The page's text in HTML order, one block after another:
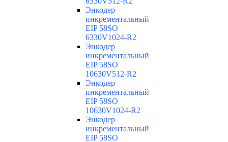
Энкодер
инкрементальный
EIP 58SO
6330V1024-R2
Энкодер
инкрементальный
EIP 58SO
10630V512-R2
Энкодер
инкрементальный
EIP 58SO
10630V1024-R2
Энкодер
инкрементальный
EIP 58SO